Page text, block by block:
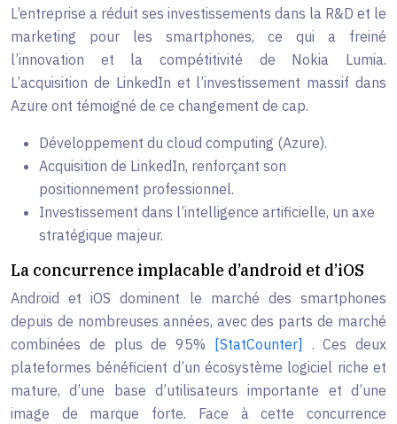
L’entreprise a réduit ses investissements dans la R&D et le
marketing pour les smartphones, ce qui a freiné
l’innovation et la compétitivité de Nokia Lumia.
L’acquisition de LinkedIn et l’investissement massif dans
Azure ont témoigné de ce changement de cap.
Développement du cloud computing (Azure).
Acquisition de LinkedIn, renforçant son
positionnement professionnel.
Investissement dans l’intelligence artificielle, un axe
stratégique majeur.
La concurrence implacable d’android et d’iOS
Android et iOS dominent le marché des smartphones
depuis de nombreuses années, avec des parts de marché
combinées de plus de 95%
[StatCounter] . Ces deux
plateformes bénéficient d’un écosystème logiciel riche et
mature, d’une base d’utilisateurs importante et d’une
image de marque forte. Face à cette concurrence